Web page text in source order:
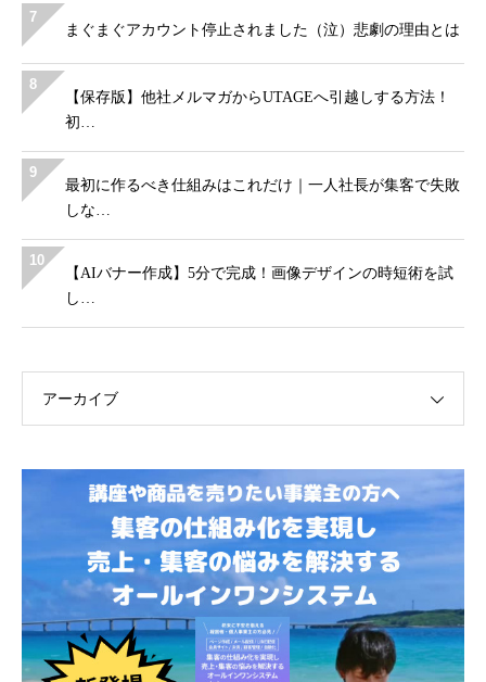
7
まぐまぐアカウント停止されました（泣）悲劇の理由とは
8
【保存版】他社メルマガからUTAGEへ引越しする方法！
初…
9
最初に作るべき仕組みはこれだけ｜一人社長が集客で失敗
しな…
10
【AIバナー作成】5分で完成！画像デザインの時短術を試
し…
アーカイブ